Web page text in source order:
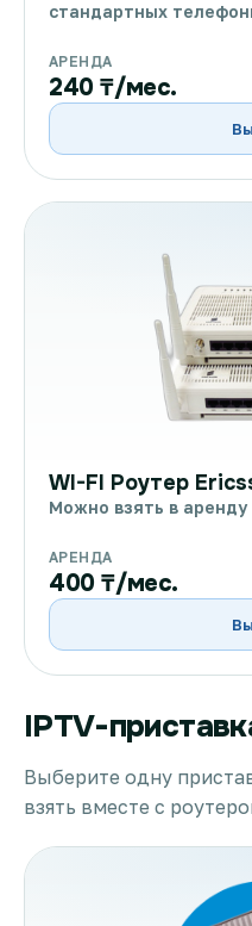
стандартных
АРЕНДА
240 ₸/мес.
WI-FI Роутер
Можно взять в
АРЕНДА
400 ₸/мес.
IPTV-
Выберите одну
взять вместе с